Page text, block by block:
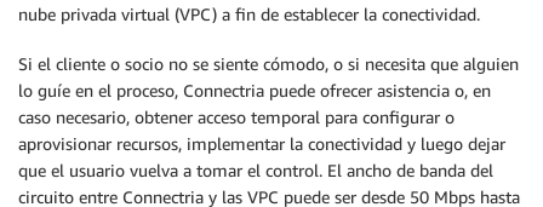
nube privada virtual (VPC) a fin de establecer la conectividad.
Si el cliente o socio no se siente cómodo, o si necesita que alguien
lo guíe en el proceso, Connectria puede ofrecer asistencia o, en
caso necesario, obtener acceso temporal para configurar o
aprovisionar recursos, implementar la conectividad y luego dejar
que el usuario vuelva a tomar el control. El ancho de banda del
circuito entre Connectria y las VPC puede ser desde 50 Mbps hasta